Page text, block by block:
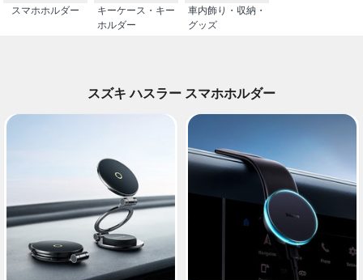
スマホホルダー
キーケース・キー
ホルダー
車内飾り・収納・
グッズ
スズキ ハスラー スマホホルダー